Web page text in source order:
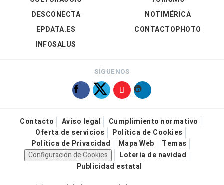
DESCONECTA
EPDATA.ES
INFOSALUS
NOTIMÉRICA
CONTACTOPHOTO
SÍGUENOS
Contacto Aviso legal
Cumplimiento normativo
Oferta de servicios
Política de Cookies
Política de Privacidad
Mapa Web
Temas
Configuración de Cookies
Loteria de navidad
Publicidad estatal